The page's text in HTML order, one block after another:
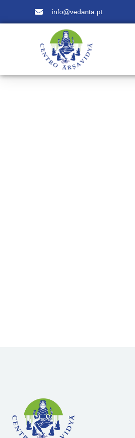
info@vedanta.pt